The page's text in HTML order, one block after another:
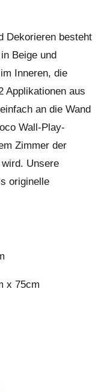
Dekorieren besteht
Beige und
Inneren, die
Applikationen aus
an die Wand
Wall-Play-
Zimmer der
Unsere
originelle
x 75cm